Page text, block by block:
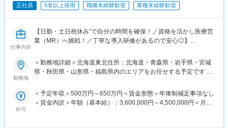
ただきます。
平均2年前後の医療機器営業プロジェクトが終了したのちは、また
別の医療機器プロジェクトに挑戦することも可能ですし、医薬品
す。
医療営業として専門性を磨き管理職を目指すのはもちろん、他事
者などの管理部門）
営業経験を活かして様々なキャリアプランを実現できるのは、当
正社員 5名以上採用 職種未経験歓迎 業種未経験歓迎
仕事内容
【日勤・土日祝休み”で自分の時間を確保！／資格を活かし医療営
業（MR）へ挑戦！／丁寧な導入研修があるので安心◎】
《資格と想いがあれば活躍できる！》
「誰かのためになる仕事がしたい」「社会貢献につながる仕事を
ます。
これまでの経験を活かして新たなフィールドで活躍したい方を歓
勤務地
＜勤務地詳細＞北海道東北住所：北海道・青森県・岩手県・宮城
県・秋田県・山形県・福島県内のエリアをお任せする予定です 受
給与
＜予定年収＞500万円～650万円＜賃金形態＞年俸制補足事項なし
＜賃金内訳＞年額（基本給）：3,600,000円～4,500,000円＜月額